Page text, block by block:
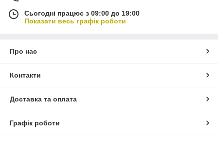
Сьогодні працює з 09:00 до 19:00
Показати весь графік роботи
Про нас
Контакти
Доставка та оплата
Графік роботи